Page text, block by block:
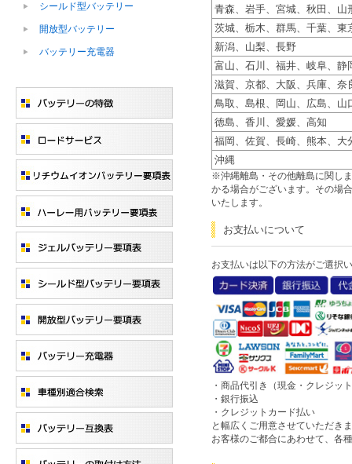
青森、岩手、宮城、秋田、山
茨城、栃木、群馬、千葉、東
新潟、山梨、長野
富山、石川、福井、岐阜、静
滋賀、京都、大阪、兵庫、奈
鳥取、島根、岡山、広島、山
徳島、香川、愛媛、高知
福岡、佐賀、長崎、熊本、大
沖縄
※沖縄離島・その他離島に関し
かる場合がございます。その場
いたします。
お支払いについて
お支払いは以下の方法がご選択
・商品代引き（現金・クレジッ
・銀行振込
・クレジットカード払い
と幅広くご用意させていただき
お客様のご都合にあわせて、各
シールド型バッテリー
開放型バッテリー
バッテリー充電器